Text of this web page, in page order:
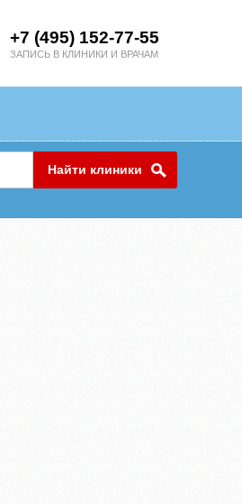
+7 (495) 152-77-55
ЗАПИСЬ В КЛИНИКИ И ВРАЧАМ
Найти клиники